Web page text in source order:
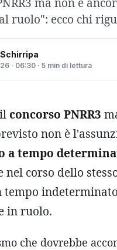
ruolo": ecco chi
· 06:30 · 5 min di lettura
concorso PNRR3
non è
a tempo
corso dello
in ruolo.
che dovrebbe